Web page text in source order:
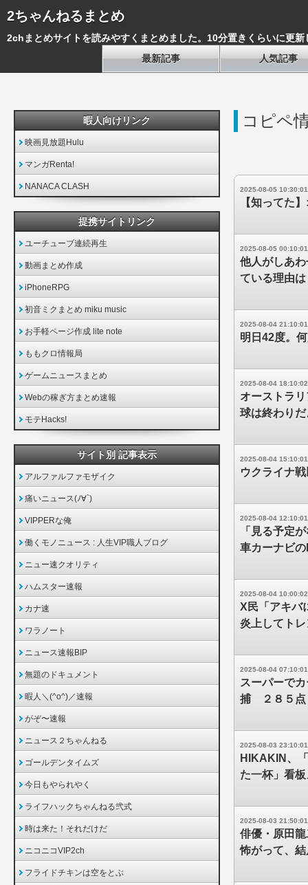
2ちゃんねるまとめ
2chまとめサイトを読みやすくまとめました。10分置きくらいに更新
最新記事
人気記事
コピペ
2025-08-05 10:30:01
【知ってた
2025-08-05 00:10:01
他人がしあ
ている理由は
2025-08-04 21:10:01
明日42度。
2025-08-04 18:10:02
オーストラ
球は終わり
2025-08-04 15:10:01
ウクライナ
2025-08-04 12:10:01
「見る予定
車カーナビ
2025-08-04 10:00:02
X民「アキバ
炎上してト
2025-08-04 07:10:01
スーパーで
捕 ２８５点
2025-08-03 23:10:01
HIKAKIN、
た一杯」看
2025-08-03 21:50:01
俳優・原田
怖がって、
暇人向けリンク
映画見放題Hulu
マンガRenta!
NANACA CLASH
提携サイトリンク
ユーチューブ連続再生
動画まとめ作成
iPhoneRPG
初音ミクまとめ miku music
お手軽ページ作成 lite note
ももクロ情報局
ゲームニュースまとめ
Webの稼ぎ方まとめ速報
モテHacks!
サイト別 記事表示
アルファルファモザイク
痛いニュース(ﾉ∀`)
VIPPERな俺
働くモノニュース : 人生VIP職人ブログ
ニュー速クオリティ
ハムスター速報
カナ速
ワラノート
ニュース速報BIP
無題のドキュメント
暇人＼(^o^)／速報
がぞ〜速報
ニュース２ちゃんねる
ゴールデンタイムズ
今日もやられやく
ライフハックちゃんねる弐式
時は来た！それだけだ
ニコニコVIP2ch
フライドチキンは空をとぶ